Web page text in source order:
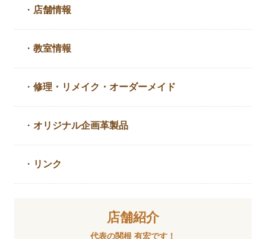
・ 店舗情報
・教室情報
・修理・リメイク・ オーダーメイド
・ オリジナル企画革製品
・ リンク
店舗紹介
代表の関根 有宏です！